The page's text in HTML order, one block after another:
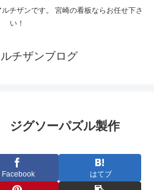
ザンです。 宮崎の看板ならお任せ下さ
い！
チザンブログ
ジグソーパズル製作
Facebook はてブ